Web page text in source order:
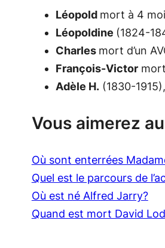
Léopold mort à 4
Léopoldine (1824-
Charles mort d’un
François-Victormort
Adèle H.(1830-
Vous aimerez
Où sont enterrées
Quel est le parcours de
Où est né Alfred Jarry?
Quand est mort David